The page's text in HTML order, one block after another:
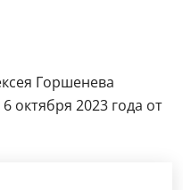
Горшенева
октября 2023 года от